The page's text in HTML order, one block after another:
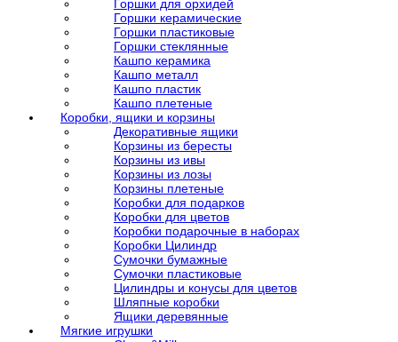
Горшки для орхидей
Горшки керамические
Горшки пластиковые
Горшки стеклянные
Кашпо керамика
Кашпо металл
Кашпо пластик
Кашпо плетеные
Коробки, ящики и корзины
Декоративные ящики
Корзины из бересты
Корзины из ивы
Корзины из лозы
Корзины плетеные
Коробки для подарков
Коробки для цветов
Коробки подарочные в наборах
Коробки Цилиндр
Сумочки бумажные
Сумочки пластиковые
Цилиндры и конусы для цветов
Шляпные коробки
Ящики деревянные
Мягкие игрушки